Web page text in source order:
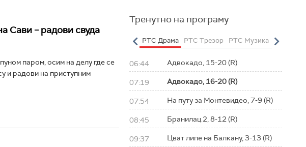
Сави – радови свуда
паром, осим на делу где се
и радови на приступним
Тренутно на програму
РТС Полетарац РТС Драма РТС Трезор РТС Музика РТС
06:44 Адвокадо, 15-20 (R)
07:19 Адвокадо, 16-20 (R)
07:54 На путу за Монтевидео, 7-9 (R)
08:45 Бранилац 2, 8-12 (R)
09:37 Цват липе на Балкану, 3-13 (R)